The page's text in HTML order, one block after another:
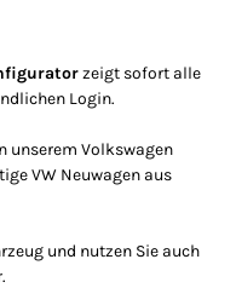
zeigt sofort alle
Login.
unserem Volkswagen
VW Neuwagen aus
und nutzen Sie auch